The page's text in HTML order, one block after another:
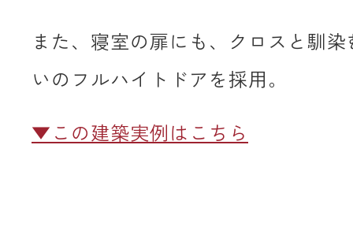
また、寝室の扉にも、クロスと馴
いのフルハイトドアを採用。
▼この建築実例はこちら